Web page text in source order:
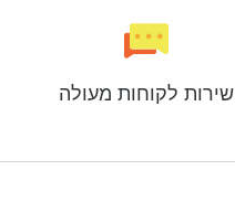
שירות לקוחות מעולה